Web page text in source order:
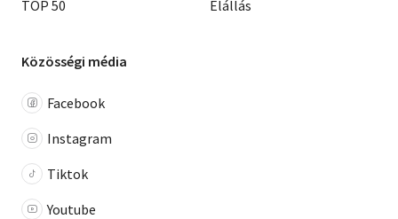
TOP 50
Elállás
Közösségi média
Facebook
Instagram
Tiktok
Youtube